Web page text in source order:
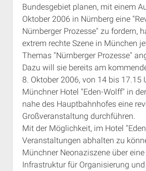
28.01.07
Bundesgebiet planen, mit einem
Oktober 2006 in Nürnberg eine
Nürnberger Prozesse" zu fordern,
extrem rechte Szene in München
Themas "Nürnberger Prozesse"
Dazu will sie bereits am
8. Oktober 2006, von 14 bis 17.15
Münchner Hotel "Eden-Wolff" in
nahe des Hauptbahnhofes eine
Großveranstaltung durchführen.
Mit der Möglichkeit, im Hotel
Veranstaltungen abhalten zu
Münchner Neonaziszene über
Infrastruktur für Organisierung und